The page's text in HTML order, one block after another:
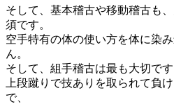
そして、基本稽古や移動稽古も
須です。
空手特有の体の使い方を体に染
ん。
そして、組手稽古は最も大切です
上段蹴りで技ありを取られて負
で、